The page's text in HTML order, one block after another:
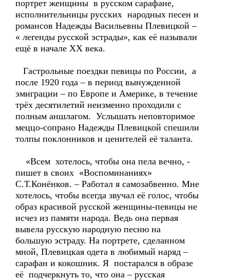
портрет женщины в русском сарафане,
исполнительницы русских народных песен и
романсов Надежды Васильевны Плевицкой –
« легенды русской эстрады», как её называли
ещё в начале ХХ века.
Гастрольные поездки певицы по России, а
после 1920 года – в период вынужденной
эмиграции – по Европе и Америке, в течение
трёх десятилетий неизменно проходили с
полным аншлагом. Услышать неповторимое
меццо-сопрано Надежды Плевицкой спешили
толпы поклонников и ценителей её таланта.
«Всем хотелось, чтобы она пела вечно, -
пишет в своих «Воспоминаниях»
С.Т.Конёнков. – Работал я самозабвенно. Мне
хотелось, чтобы всегда звучал её голос, чтобы
образ красивой русской женщины-певицы не
исчез из памяти народа. Ведь она первая
вывела русскую народную песню на
большую эстраду. На портрете, сделанном
мной, Плевицкая одета в любимый наряд –
сарафан и кокошник. Я постарался в образе
её подчеркнуть то, что она – русская